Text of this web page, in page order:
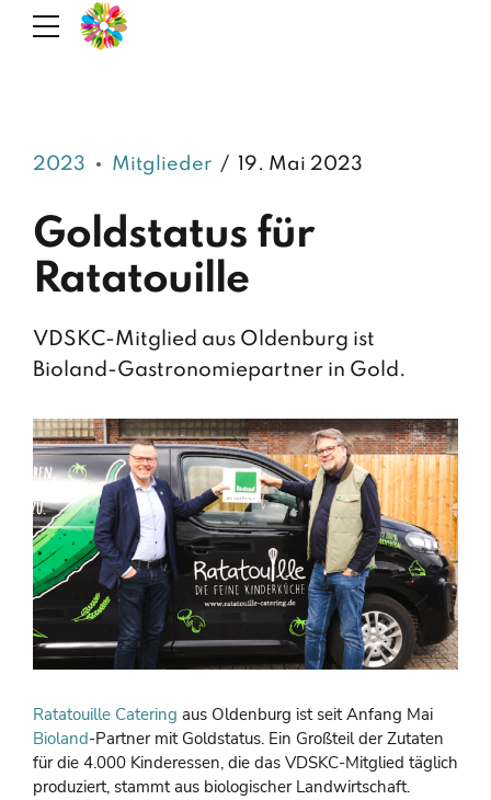
2023 Mitglieder 19. Mai 2023
Goldstatus für
Ratatouille
VDSKC-Mitglied aus Oldenburg ist
Bioland-Gastronomiepartner in Gold.
Ratatouille Catering aus Oldenburg ist seit Anfang Mai
Bioland-Partner mit Goldstatus. Ein Großteil der Zutaten
für die 4.000 Kinderessen, die das VDSKC-Mitglied täglich
produziert, stammt aus biologischer Landwirtschaft.